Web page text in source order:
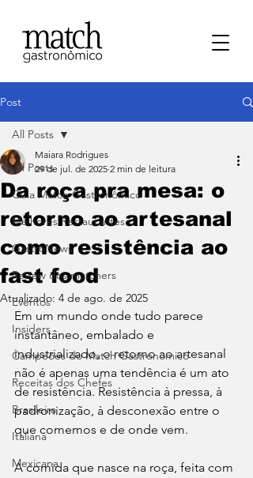
Post
All Posts
⁠Guia Match Gastronômico
Melhores Restaurantes
⁠GastroNews
Review dos matchers
Eventos
⁠Insiders
Campeões do Match Gastronômico
Receitas dos Chefes
Brasileira
Italiana
Mexicana
All Posts
Da roça pra mesa: o
retorno ao artesanal
como resistência ao
fast food
Maiara Rodrigues
29 de jul. de 2025 2 min de leitura
Atualizado: 4 de ago. de 2025
Em um mundo onde tudo parece
instantâneo, embalado e
industrializado, o retorno ao artesanal
não é apenas uma tendência é um ato
de resistência. Resistência à pressa, à
padronização, à desconexão entre o
que comemos e de onde vem.
A comida que nasce na roça, feita com